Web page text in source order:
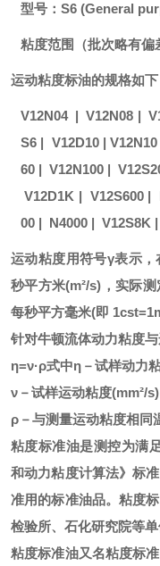
型号： S6 (General
粘度范围（批次略有偏
运动粘度标油的规格如下
V12N04 |V12N08 |
S6 | V12D10 | V12N10
60 |V12N100 |
V12D1K | V12S600 |
00 | N4000 | V12S8K |
运动粘度用符号γ表示，
秒平方米(m²/s)，实际
每秒平方毫米(即
针对牛顿流体动力粘度与
η=ν·ρ式中η－试样动力
ν－试样运动粘度(mm²/s)
ρ－与测量运动粘度相同
粘度标准油是测控为满
和动力粘度计算法》标
准用的标准油品。粘度
检验所、石化研究院等
粘度标准油又名粘度标